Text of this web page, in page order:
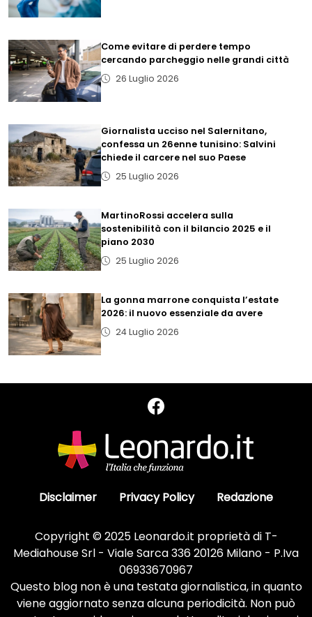
Come evitare di perdere tempo
cercando parcheggio nelle grandi città
26 Luglio 2026
Giornalista ucciso nel Salernitano,
confessa un 26enne tunisino: Salvini
chiede il carcere nel suo Paese
25 Luglio 2026
MartinoRossi accelera sulla
sostenibilità con il bilancio 2025 e il
piano 2030
25 Luglio 2026
La gonna marrone conquista l’estate
2026: il nuovo essenziale da avere
24 Luglio 2026
Disclaimer Privacy Policy Redazione
Copyright © 2025 Leonardo.it proprietà di T-
Mediahouse Srl - Viale Sarca 336 20126 Milano - P.Iva
06933670967
Questo blog non è una testata giornalistica, in quanto
viene aggiornato senza alcuna periodicità. Non può